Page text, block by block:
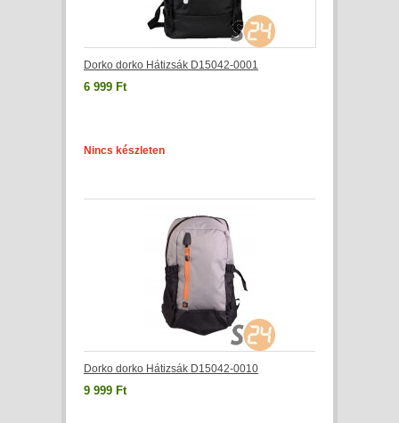
Dorko dorko Hátizsák D15042-0001
6 999 Ft
Nincs készleten
Dorko dorko Hátizsák D15042-0010
9 999 Ft